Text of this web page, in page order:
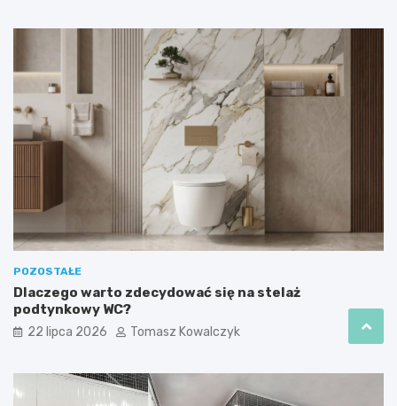
POZOSTAŁE
Dlaczego warto zdecydować się na stelaż
podtynkowy WC?
22 lipca 2026 Tomasz Kowalczyk